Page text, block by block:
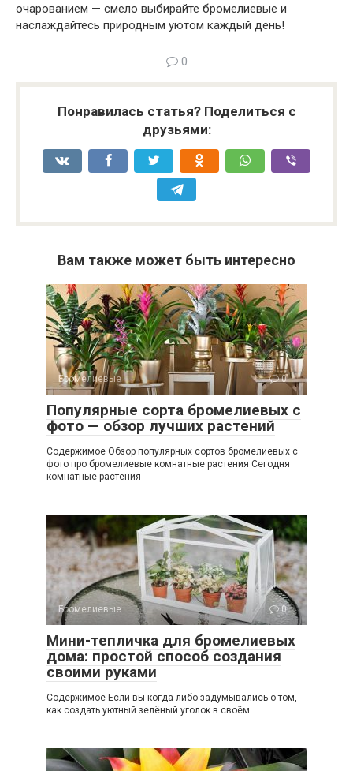
очарованием — смело выбирайте бромелиевые и
наслаждайтесь природным уютом каждый день!
0
Понравилась статья? Поделиться с
друзьями:
Вам также может быть интересно
Бромелиевые 0
Популярные сорта бромелиевых с
фото — обзор лучших растений
Содержимое Обзор популярных сортов бромелиевых с
фото про бромелиевые комнатные растения Сегодня
комнатные растения
Бромелиевые 0
Мини-тепличка для бромелиевых
дома: простой способ создания
своими руками
Содержимое Если вы когда-либо задумывались о том,
как создать уютный зелёный уголок в своём